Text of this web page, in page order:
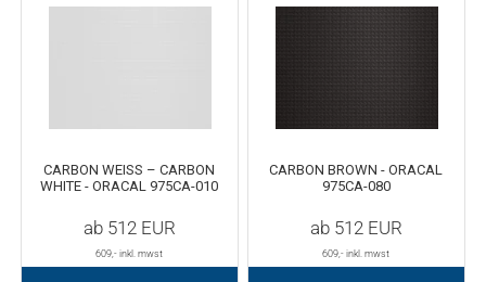
Sublimationsmedien
Filament für 3D-Druck
Sublimationsfarbe
Solvent Tinte
CARBON WEISS – CARBON W
HITE - ORACAL 975CA-010
ab 512EUR
609,- inkl. mwst
CARBON BROWN - ORACAL
975CA-080
ab 512EUR
609,- inkl. mwst